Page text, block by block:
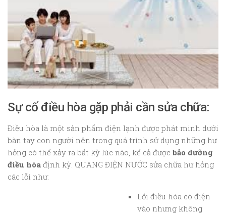
Sự cố điều hòa gặp phải cần sửa chữa:
Điều hòa là một sản phẩm điện lạnh được phát minh dưới
bàn tay con người nên trong quá trình sử dụng những hư
hỏng có thể xảy ra bất kỳ lúc nào, kể cả được bảo dưỡng
điều hòa định kỳ. QUANG ĐIỆN NƯỚC sửa chữa hư hỏng
các lỗi như:
Lỗi điều hòa có điện
vào nhưng không